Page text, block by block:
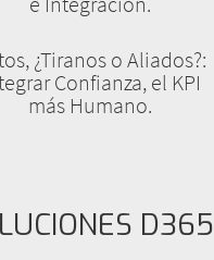
¿Tiranos o Aliados?:
Confianza, el KPI
más Humano.
D365